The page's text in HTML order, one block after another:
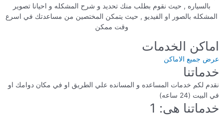
بالسياره , حيث نقوم بطلب منك تحديد و شرح المشكله و احيانا تصوير
المشكله بالصور او الفيديو , حيث يتمكن المختصين من مساعدتك في اسرع
وقت ممكن
اماكن الخدمات
عرض جميع الاماكن
خدماتنا
نقدم لكم خدمات المساعده و المسانده علي الطريق او في مكان دوامك او
في البيت (24 ساعه)
خدماتنا هى: 1